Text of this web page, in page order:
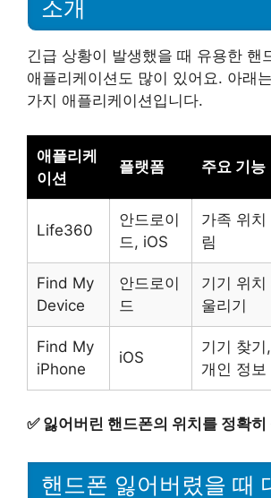
소개
긴급 상황이 발생했을 때 유용한 핸
애플리케이션도 많이 있어요. 아래
가지 애플리케이션입니다.
애플리케
이션
플랫폼 주요 기능
Life360
안드로이
드, iOS
가족 위
림
Find My
Device
안드로이
드
기기 위
울리기
Find My
iPhone
iOS
기기 찾
개인 정보
✅ 잃어버린 핸드폰의 위치를 정확
핸드폰 잃어버렸을 때